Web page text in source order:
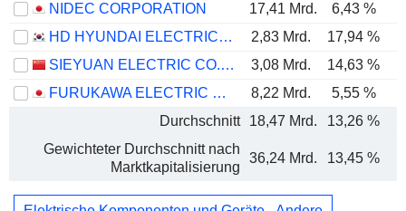
NIDEC CORPORATION
17,41 Mrd. 6,43 %
HD HYUNDAI ELECTRIC CO., LTD.
2,83 Mrd. 17,94 %
SIEYUAN ELECTRIC CO., LTD.
3,08 Mrd. 14,63 %
FURUKAWA ELECTRIC CO., LTD.
8,22 Mrd. 5,55 %
Durchschnitt
18,47 Mrd. 13,26 %
Gewichteter Durchschnitt nach
Marktkapitalisierung
36,24 Mrd. 13,45 %